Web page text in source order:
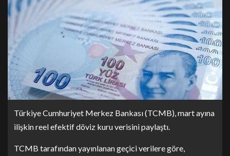
Türkiye Cumhuriyet Merkez Bankası (TCMB), mart ayına
ilişkin reel efektif döviz kuru verisini paylaştı.
TCMB tarafından yayınlanan geçici verilere göre,